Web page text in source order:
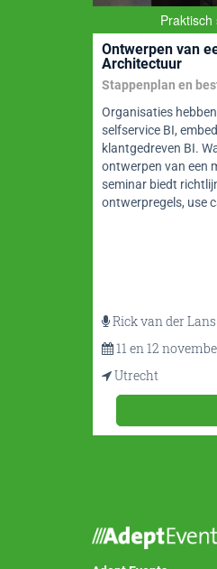
Ontwerpen van
Architectuur
Stappenplan en
Organisaties
selfservice BI,
klantgedreven BI.
ontwerpen van een
seminar biedt
ontwerpregels, use
Rick van der Lans
11 en 12
Utrecht